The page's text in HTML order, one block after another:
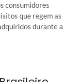
consumidores
que regem as
durante a